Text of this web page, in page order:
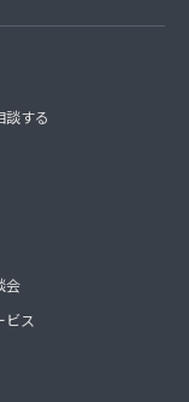
談する
会
ビス